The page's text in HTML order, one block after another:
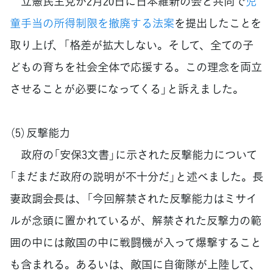
童手当の所得制限を撤廃する法案を提出したことを
取り上げ、「格差が拡大しない。そして、全ての子
どもの育ちを社会全体で応援する。この理念を両立
させることが必要になってくる」と訴えました。
（5）反撃能力
政府の「安保3文書」に示された反撃能力について
「まだまだ政府の説明が不十分だ」と述べました。長
妻政調会長は、「今回解禁された反撃能力はミサイ
ルが念頭に置かれているが、解禁された反撃力の範
囲の中には敵国の中に戦闘機が入って爆撃すること
も含まれる。あるいは、敵国に自衛隊が上陸して、